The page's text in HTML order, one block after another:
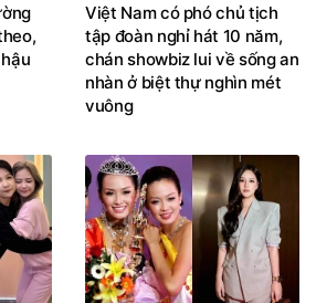
Việt Nam có phó chủ tịch
tập đoàn nghỉ hát 10 năm,
chán showbiz lui về sống an
nhàn ở biệt thự nghìn mét
vuông